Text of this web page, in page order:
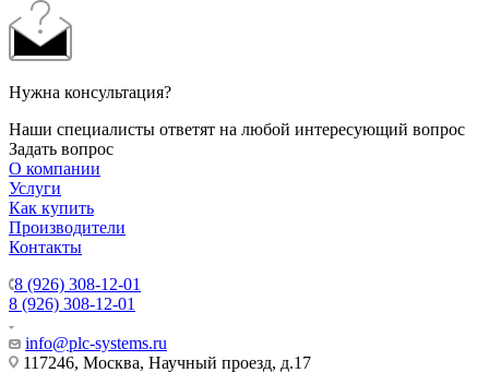
Нужна консультация?
Наши специалисты ответят на любой интересующий вопрос
Задать вопрос
О компании
Услуги
Как купить
Производители
Контакты
8 (926) 308-12-01
8 (926) 308-12-01
info@plc-systems.ru
117246, Москва, Научный проезд, д.17